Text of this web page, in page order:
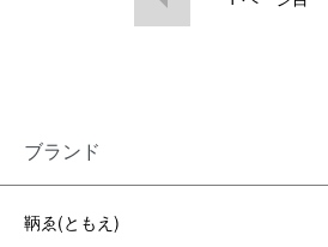
ブランド
鞆ゑ(ともえ)